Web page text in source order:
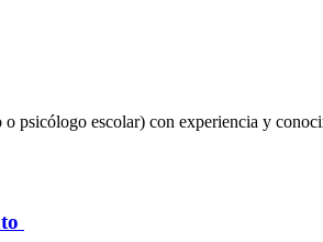
psicólogo escolar) con experiencia y